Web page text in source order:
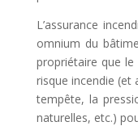
L’assurance
omnium du
propriétaire que
risque incendie (et
tempête, la
naturelles, etc.)